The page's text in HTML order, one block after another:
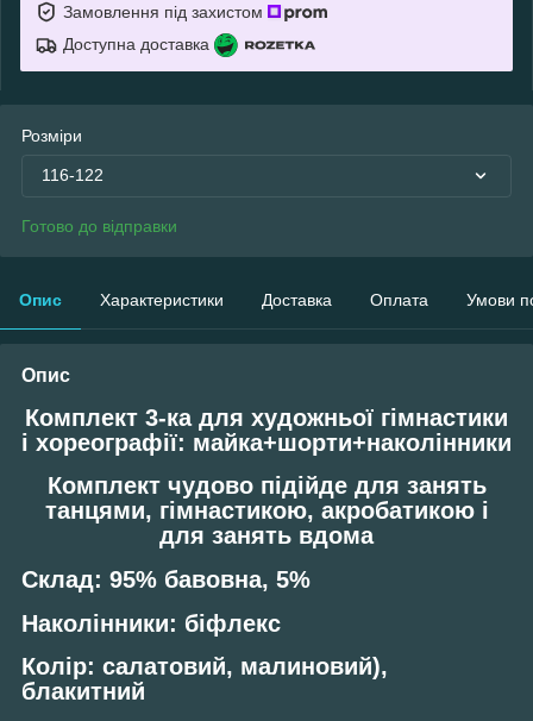
Замовлення під захистом
Доступна доставка
Розміри
116-122
Готово до відправки
Опис Характеристики Доставка Оплата Умови
Опис
Комплект 3-ка для художньої гімнастики
і хореографії: майка+шорти+наколінники
Комплект чудово підійде для занять
танцями, гімнастикою, акробатикою і
для занять вдома
Склад: 95% бавовна, 5%
Наколінники: біфлекс
Колір: салатовий, малиновий),
блакитний